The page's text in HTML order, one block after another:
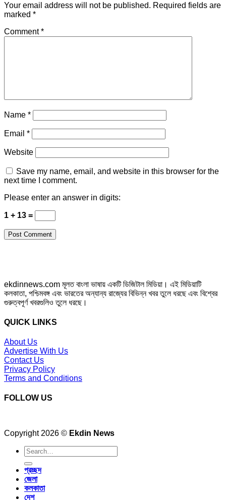
Your email address will not be published. Required fields are
marked *
Comment*
Name *
Email *
Website
Save my name, email, and website in this browser for the
next time I comment.
Please enter an answer in digits:
1 + 13 =
ekdinnews.com মূলত বাংলা ভাষায় একটি ডিজিটাল মিডিয়া। এই মিডিয়াটি
কলকাতা, পশ্চিমবঙ্গ এবং ভারতের অন্যান্য রাজ্যের বিভিন্ন খবর তুলে ধরছে এবং বিশ্বের
গুরুত্বপূর্ণ খবরগুলিও তুলে ধরছে।
QUICK LINKS
About Us
Advertise With Us
Contact Us
Privacy Policy
Terms and Conditions
FOLLOW US
Copyright 2026 © Ekdin News
প্রচ্ছদ
জেলা
কলকাতা
দেশ